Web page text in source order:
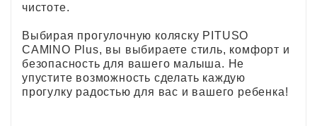
чистоте.
Выбирая прогулочную коляску PITUSO
CAMINO Plus, вы выбираете стиль, комфорт и
безопасность для вашего малыша. Не
упустите возможность сделать каждую
прогулку радостью для вас и вашего ребенка!